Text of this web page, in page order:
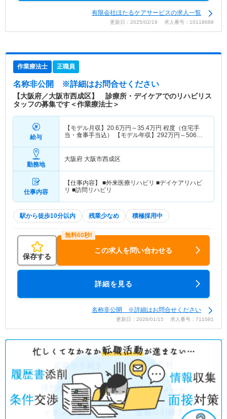
有限会社ほたるケアサービスの求人一覧
更新日：2025/02/19 求人番号：10118688
作業療法士 正職員
名称非公開 ※詳細はお問合せください
【大阪府／大阪市西成区】 診療所・デイケアでのリハビリス
タッフの募集です＜作業療法士＞
給与
【モデル月収】 20.6万円～35.4万円 程度（住宅手
当・食事手当込） 【モデル年収】 292万円～506万
勤務地
大阪府 大阪市西成区
仕事内容
【仕事内容】 ■外来医療リハビリ ■デイケアリハビ
リ ■訪問リハビリ
駅から徒歩10分以内 残業少なめ 積極採用中
保存する
この求人を問い合わせる
詳細を見る
名称非公開 ※詳細はお問合せください
更新日：2026/01/15 求人番号：711081